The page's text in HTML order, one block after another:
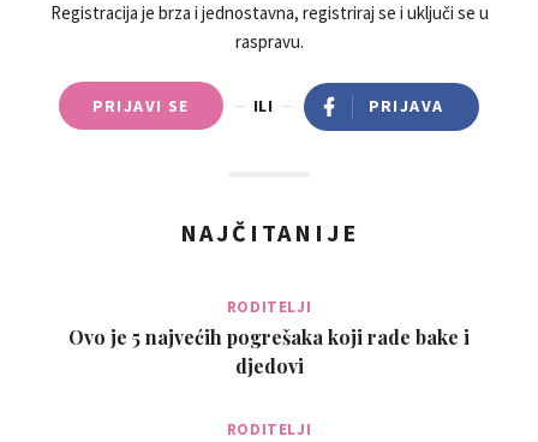
Registracija je brza i jednostavna, registriraj se i uključi se u
raspravu.
PRIJAVI SE ILI PRIJAVA
NAJČITANIJE
RODITELJI
Ovo je 5 najvećih pogrešaka koji rade bake i
djedovi
RODITELJI